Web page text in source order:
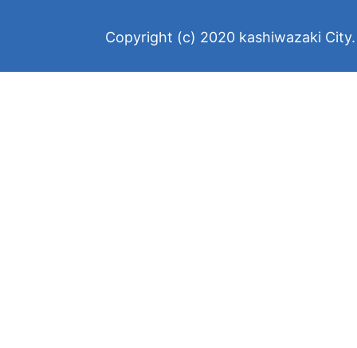
Copyright (c) 2020 kashiwazaki